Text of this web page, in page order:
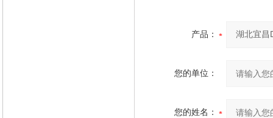
产品：
您的单位：
您的姓名：